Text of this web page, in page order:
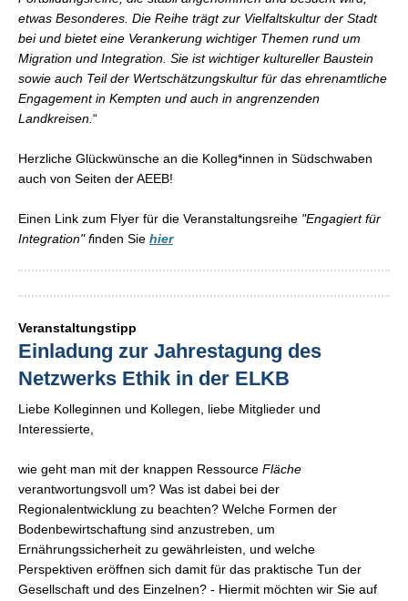
etwas Besonderes. Die Reihe trägt zur Vielfaltskultur der Stadt
bei und bietet eine Verankerung wichtiger Themen rund um
Migration und Integration. Sie ist wichtiger kultureller Baustein
sowie auch Teil der Wertschätzungskultur für das ehrenamtliche
Engagement in Kempten und auch in angrenzenden
Landkreisen. “
Herzliche Glückwünsche an die Kolleg*innen in Südschwaben
auch von Seiten der AEEB!
Einen Link zum Flyer für die Veranstaltungsreihe "Engagiert für
Integration" finden Sie hier
Veranstaltungstipp
Einladung zur Jahrestagung des
Netzwerks Ethik in der ELKB
Liebe Kolleginnen und Kollegen, liebe Mitglieder und
Interessierte,
wie geht man mit der knappen Ressource Fläche
verantwortungsvoll um? Was ist dabei bei der
Regionalentwicklung zu beachten? Welche Formen der
Bodenbewirtschaftung sind anzustreben, um
Ernährungssicherheit zu gewährleisten, und welche
Perspektiven eröffnen sich damit für das praktische Tun der
Gesellschaft und des Einzelnen? - Hiermit möchten wir Sie auf